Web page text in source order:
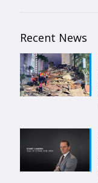
Recent News